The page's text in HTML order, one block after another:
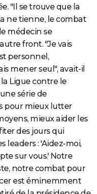
"Il se trouve que la
ne tienne, le combat
médecin se
front. "Je vais
personnel,
mener seul", avait-il
Ligue contre le
série de
pour mieux lutter
mieux aider les
des jours qui
leaders : 'Aidez-moi,
sur vous.' Notre
notre combat pour
est éminemment